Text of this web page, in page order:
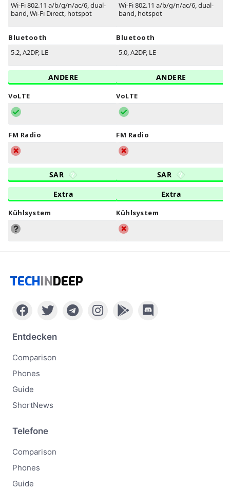
Wi-Fi 802.11 a/b/g/n/ac/6, dual-
band, Wi-Fi Direct, hotspot
Bluetooth
5.2, A2DP, LE
ANDERE
VoLTE
FM Radio
SAR
Extra
Kühlsystem
Wi-Fi 802.11 a/b/g/n/ac/6, dual-
band, hotspot
Bluetooth
5.0, A2DP, LE
ANDERE
VoLTE
FM Radio
SAR
Extra
Kühlsystem
TECHINDEEP
Entdecken
Comparison
Phones
Guide
ShortNews
Telefone
Comparison
Phones
Guide